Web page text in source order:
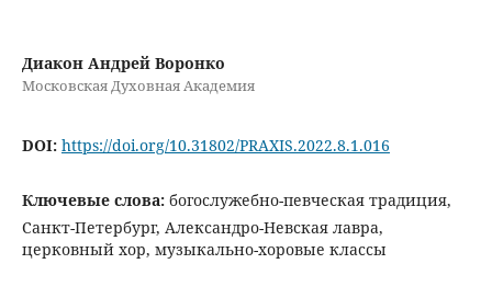
Диакон Андрей Воронко
Московская Духовная Академия
DOI: https://doi.org/10.31802/PRAXIS.2022.8.1.016
Ключевые слова: богослужебно-певческая традиция,
Санкт-Петербург, Александро-Невская лавра,
церковный хор, музыкально-хоровые классы